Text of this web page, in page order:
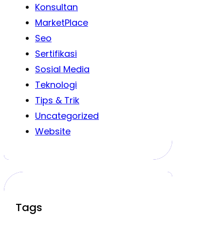
Konsultan
MarketPlace
Seo
Sertifikasi
Sosial Media
Teknologi
Tips & Trik
Uncategorized
Website
Tags